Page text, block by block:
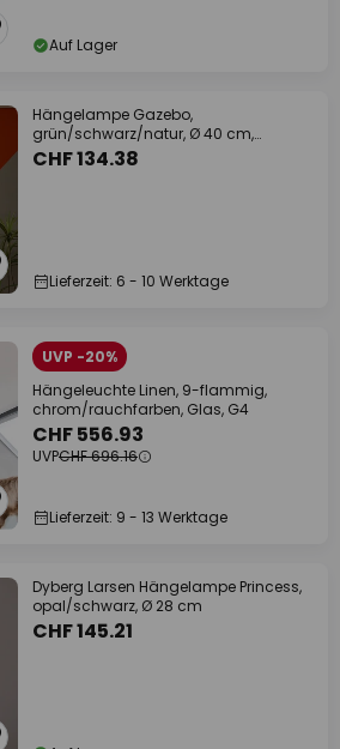
Auf Lager
Hängelampe Gazebo,
grün/schwarz/natur, Ø 40 cm,
Stoff/Rattan
CHF 134.38
Lieferzeit: 6 - 10 Werktage
UVP -20%
Hängeleuchte Linen, 9-flammig,
chrom/rauchfarben, Glas, G4
CHF 556.93
UVPCHF 696.16
Lieferzeit: 9 - 13 Werktage
Dyberg Larsen Hängelampe Princess,
opal/schwarz, Ø 28 cm
CHF 145.21